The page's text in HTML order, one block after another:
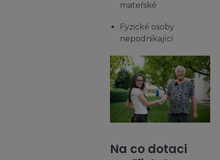
mateřské
Fyzické osoby
nepodnikající
Na co dotaci